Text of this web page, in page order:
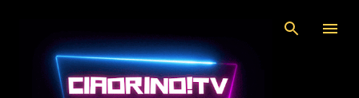
Passa ai contenuti principali